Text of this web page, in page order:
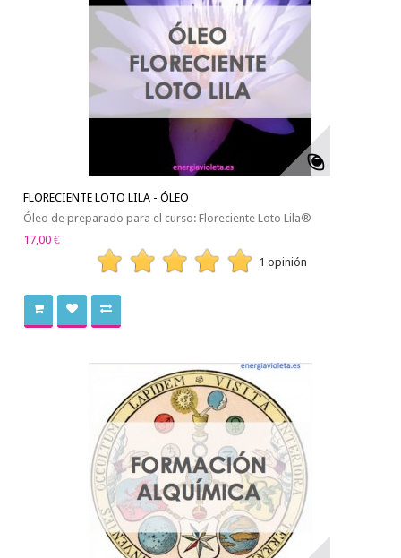
FLORECIENTE LOTO LILA - ÓLEO
Óleo de preparado para el curso: Floreciente Loto Lila®
17,00 €
1 opinión